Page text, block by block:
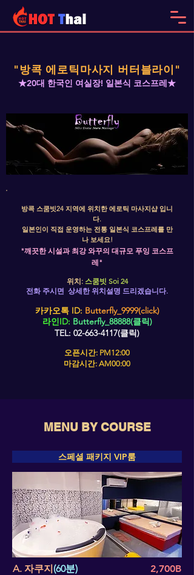
"방콕 에로틱마사지 버터블라이"
★20대 한국인 여실장! 일본식 코스프레★
방콕 스쿰빗24 지역에 위치한 에로틱 마사지샵 입니
다.
일본인이 직접 운영하는 전통 일본식 코스프레를 만
나 보세요!
"깨끗한 시설과 최강 와꾸의 대규모 푸잉 코스프
레"
위치:스쿰빗 Soi 24
전화 주시면 상세한 위치설명 드리겠습니다.
카카오톡 ID: Butterfly_9999(click)
라인ID: Butterfly_88888(클릭)
TEL: 02-663-4117(클릭)
오픈시간: PM12:00
마감시간: AM00:00
MENU BY COURSE
스페셜 패키지 VIP룸
A. 자쿠지(60분)
2,700B